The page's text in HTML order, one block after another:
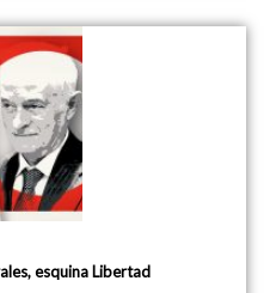
esquina Libertad